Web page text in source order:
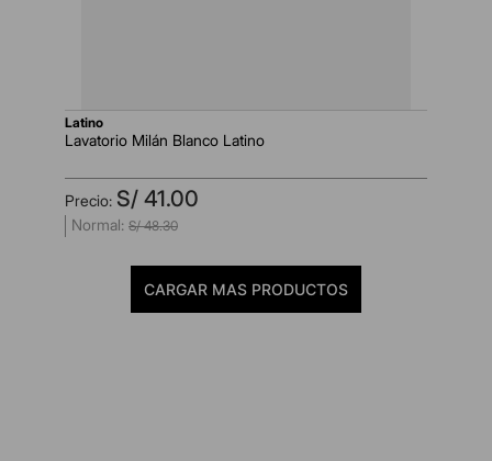
latino
Lavatorio Milán Blanco Latino
S/ 41.00
S/ 48.30
MOSTRAR MÁS